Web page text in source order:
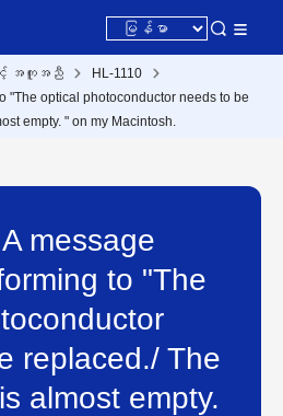
င့် အကူအညီ
HL-1110
"The optical photoconductor needs to be
empty. " on my Macintosh.
A message
to "The
replaced./ The
almost empty.